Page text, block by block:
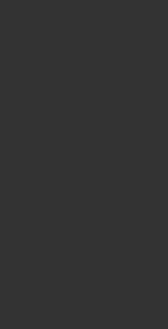
Bleiben Sie auf